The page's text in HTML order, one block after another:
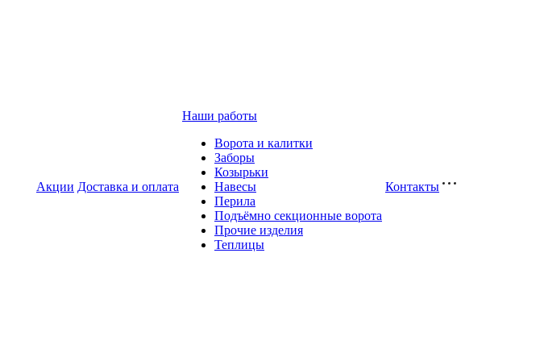
Акции Доставка и оплата
Наши работы
Ворота и калитки
Заборы
Козырьки
Навесы
Перила
Подъёмно секционные ворота
Прочие изделия
Теплицы
Контакты